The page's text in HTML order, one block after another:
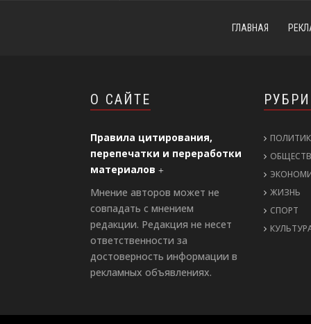
ГЛАВНАЯ
О САЙТЕ
Правила цитирования,
перепечатки и переработки
материалов
Мнение авторов может не
совпадать с мнением
редакции. Редакция не несет
ответственности за
достоверность информации в
рекламных объявлениях.
ЖИЗНЬ
СПОРТ